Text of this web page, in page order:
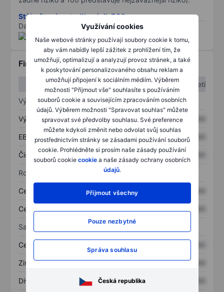
Využívání cookies
Naše webové stránky používají soubory cookie k tomu,
aby vám nabídly lepší zážitek z prohlížení tím, že
umožňují, optimalizují a analyzují provoz stránek, a také
k poskytování personalizovaného obsahu reklam a
umožňují připojení k sociálním médiím. Výběrem
možnosti "Přijmout vše" souhlasíte s používáním
souborů cookie a souvisejícím zpracováním osobních
údajů. Výběrem možnosti "Spravovat souhlas" můžete
spravovat své předvolby souhlasu. Své preference
můžete kdykoli změnit nebo odvolat svůj souhlas
prostřednictvím stránky se zásadami používání souborů
cookie. Prohlédněte si prosím naše zásady používání
souborů cookie cookie a naše zásady ochrany osobních
údajů.
Přijmout všechny
Pouze nezbytné
Správa souhlasu
Česká republika
Stáhněte si metodiku rizik ESG
Data poskytnuta od
/
Finanční informace
1. čtvrtletí
2. čtvrtletí
Výkaz zisku a ztráty
Výnos XXXXXXX XXXXXXX
EBITDA XXXXXXX XXXXXXX
Čistý příjem XXXXXXX XXXXXXX
Rozvaha
Celková aktiva XXXXXXX
Celkový dluh
Sazby
Cena/tržby
Zisk na akcii XXXXXXX XXXXXXX
Dividenda na akcii XXXXXXX